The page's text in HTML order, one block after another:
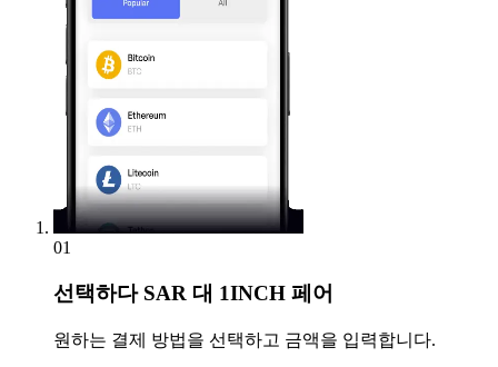
01
선택하다SAR 대 1INCH 페어
원하는 결제 방법을 선택하고 금액을 입력합니다.